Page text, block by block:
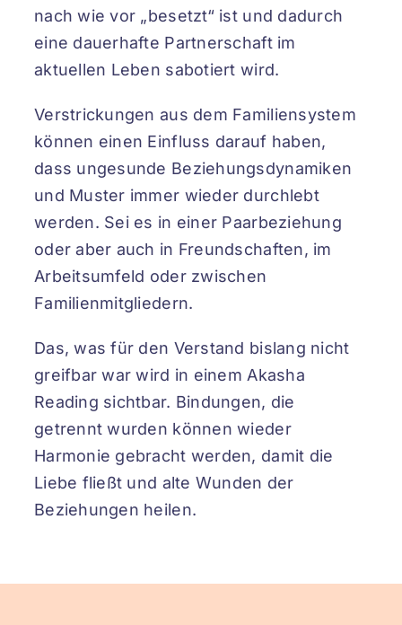
nach wie vor „besetzt“ ist und dadurch
eine dauerhafte Partnerschaft im
aktuellen Leben sabotiert wird.
Verstrickungen aus dem Familiensystem
können einen Einfluss darauf haben,
dass ungesunde Beziehungsdynamiken
und Muster immer wieder durchlebt
werden. Sei es in einer Paarbeziehung
oder aber auch in Freundschaften, im
Arbeitsumfeld oder zwischen
Familienmitgliedern.
Das, was für den Verstand bislang nicht
greifbar war wird in einem Akasha
Reading sichtbar. Bindungen, die
getrennt wurden können wieder
Harmonie gebracht werden, damit die
Liebe fließt und alte Wunden der
Beziehungen heilen.